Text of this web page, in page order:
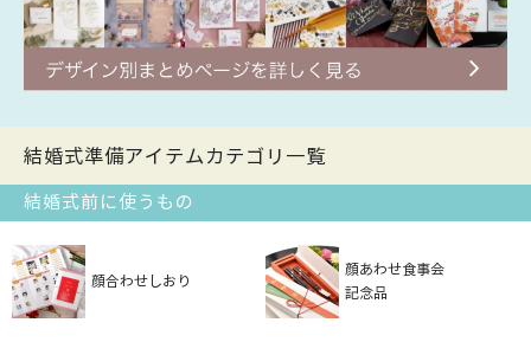
結婚式準備アイテムカテゴリ一覧
結婚式前に使うもの
顔合わせしおり
顔あわせ食事会
記念品